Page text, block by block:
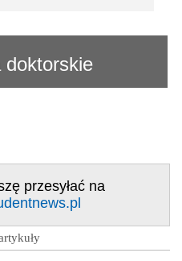
doktorskie
przesyłać na